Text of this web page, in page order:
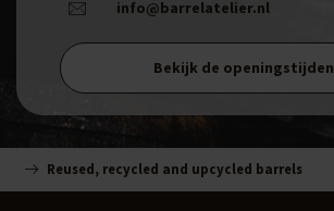
info@barrelatelier.nl
Bekijk de openingstijden
Reused, recycled and upcycled barrels